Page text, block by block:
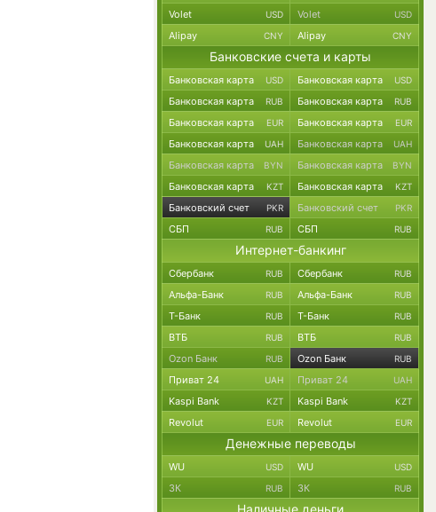
Volet USD Volet USD
Alipay CNY Alipay CNY
Банковские счета и карты
Банковская карта USD Банковская карта USD
Банковская карта RUB Банковская карта RUB
Банковская карта EUR Банковская карта EUR
Банковская карта UAH Банковская карта UAH
Банковская карта BYN Банковская карта BYN
Банковская карта KZT Банковская карта KZT
Банковский счет PKR Банковский счет PKR
СБП RUB СБП RUB
Интернет-банкинг
Сбербанк RUB Сбербанк RUB
Альфа-Банк RUB Альфа-Банк RUB
Т-Банк RUB Т-Банк RUB
ВТБ RUB ВТБ RUB
Ozon Банк RUB Ozon Банк RUB
Приват 24 UAH Приват 24 UAH
Kaspi Bank KZT Kaspi Bank KZT
Revolut EUR Revolut EUR
Денежные переводы
WU USD WU USD
ЗК RUB ЗК RUB
Наличные деньги